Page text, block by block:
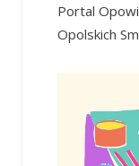
Portal
Opolskich